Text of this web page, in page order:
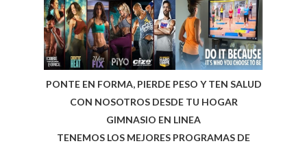
PONTE EN FORMA, PIERDE PESO Y TEN SALUD
CON NOSOTROS DESDE TU HOGAR
GIMNASIO EN LINEA
TENEMOS LOS MEJORES PROGRAMAS DE